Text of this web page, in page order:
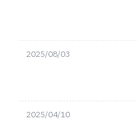
2025/08/03
2025/04/10